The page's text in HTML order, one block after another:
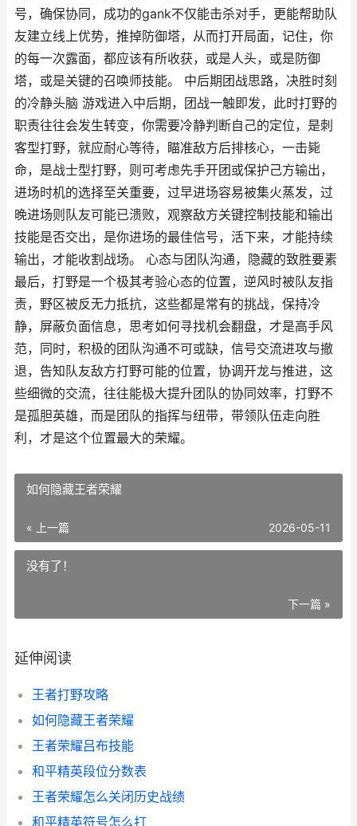
号，确保协同，成功的gank不仅能击杀对手，更能帮助队
友建立线上优势，推掉防御塔，从而打开局面，记住，你
的每一次露面，都应该有所收获，或是人头，或是防御
塔，或是关键的召唤师技能。 中后期团战思路，决胜时刻
的冷静头脑 游戏进入中后期，团战一触即发，此时打野的
职责往往会发生转变，你需要冷静判断自己的定位，是刺
客型打野，就应耐心等待，瞄准敌方后排核心，一击毙
命，是战士型打野，则可考虑先手开团或保护己方输出，
进场时机的选择至关重要，过早进场容易被集火蒸发，过
晚进场则队友可能已溃败，观察敌方关键控制技能和输出
技能是否交出，是你进场的最佳信号，活下来，才能持续
输出，才能收割战场。 心态与团队沟通，隐藏的致胜要素
最后，打野是一个极其考验心态的位置，逆风时被队友指
责，野区被反无力抵抗，这些都是常有的挑战，保持冷
静，屏蔽负面信息，思考如何寻找机会翻盘，才是高手风
范，同时，积极的团队沟通不可或缺，信号交流进攻与撤
退，告知队友敌方打野可能的位置，协调开龙与推进，这
些细微的交流，往往能极大提升团队的协同效率，打野不
是孤胆英雄，而是团队的指挥与纽带，带领队伍走向胜
利，才是这个位置最大的荣耀。
如何隐藏王者荣耀
« 上一篇 2026-05-11
没有了！
下一篇 »
延伸阅读
王者打野攻略
如何隐藏王者荣耀
王者荣耀吕布技能
和平精英段位分数表
王者荣耀怎么关闭历史战绩
和平精英符号怎么打